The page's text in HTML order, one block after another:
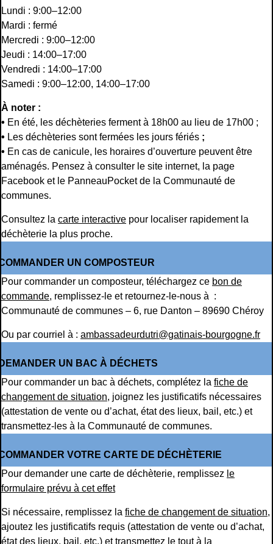
Lundi : 9:00–12:00
Mardi : fermé
Mercredi : 9:00–12:00
Jeudi : 14:00–17:00
Vendredi : 14:00–17:00
Samedi : 9:00–12:00, 14:00–17:00
À noter :
• En été, les déchèteries ferment à 18h00 au lieu de 17h00 ;
• Les déchèteries sont fermées les jours fériés ;
• En cas de canicule, les horaires d’ouverture peuvent être
aménagés. Pensez à consulter le site internet, la page
Facebook et le PanneauPocket de la Communauté de
communes.
Consultez la carte interactive pour localiser rapidement la
déchèterie la plus proche.
UN COMPOSTEUR
Pour commander un composteur, téléchargez ce bon de
commande, remplissez-le et retournez-le-nous à :
Communauté de communes – 6, rue Danton – 89690 Chéroy
Ou par courriel à : ambassadeurdutri@gatinais-bourgogne.fr
UN BAC À DÉCHETS
Pour commander un bac à déchets, complétez la fiche de
changement de situation, joignez les justificatifs nécessaires
(attestation de vente ou d’achat, état des lieux, bail, etc.) et
transmettez-les à la Communauté de communes.
VOTRE CARTE DE DÉCHÈTERIE
Pour demander une carte de déchèterie, remplissez le
formulaire prévu à cet effet
Si nécessaire, remplissez la fiche de changement de situation,
ajoutez les justificatifs requis (attestation de vente ou d’achat,
état des lieux, bail, etc.) et transmettez le tout à la